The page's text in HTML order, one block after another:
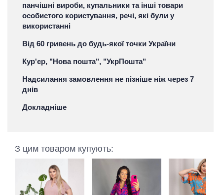
панчішні вироби, купальники та інші товари
особистого користування, речі, які були у
використанні
Від 60 гривень до будь-якої точки України
Кур'єр, "Нова пошта", "УкрПошта"
Надсилання замовлення не пізніше ніж через 7
днів
Докладніше
З цим товаром купують: